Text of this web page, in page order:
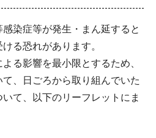
染症等が発生・まん延すると
る恐れがあります。
る影響を最小限とするため、
、日ごろから取り組んでいた
て、以下のリーフレットにま